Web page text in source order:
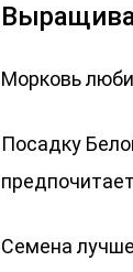
Морковь
Посадку
Семена